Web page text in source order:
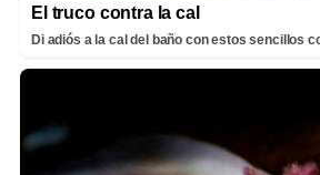
El truco contra la cal
Di adiós a la cal del baño con estos sencillos